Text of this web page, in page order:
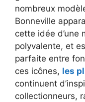
nombreux
Bonneville
cette idée d’une
polyvalente, et
parfaite entre
ces icônes, les
continuent
collectionneurs,